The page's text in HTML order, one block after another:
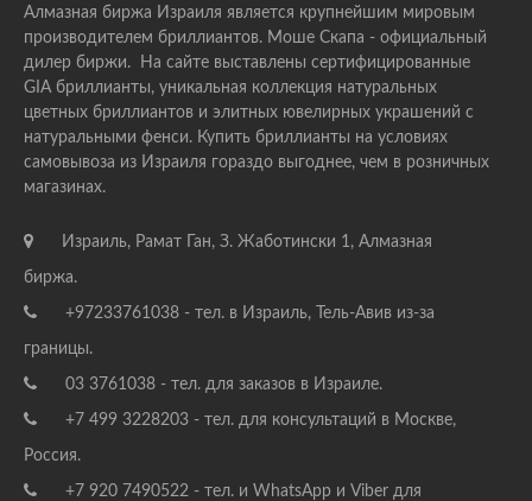
Алмазная биржа Израиля является крупнейшим мировым
производителем бриллиантов. Моше Скапа - официальный
дилер биржи. На сайте выставлены сертифицированные
GIA бриллианты, уникальная коллекция натуральных
цветных бриллиантов и элитных ювелирных украшений с
натуральными фенси. Купить бриллианты на условиях
самовывоза из Израиля гораздо выгоднее, чем в розничных
магазинах.
Израиль, Рамат Ган, З. Жаботински 1, Алмазная
биржа.
+97233761038 - тел. в Израиль, Тель-Авив из-за
границы.
03 3761038 - тел. для заказов в Израиле.
+7 499 3228203 - тел. для консультаций в Москве,
Россия.
+7 920 7490522 - тел. и WhatsApp и Viber для